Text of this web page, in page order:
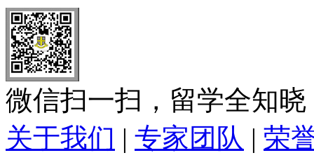
微信扫一扫，留学全知晓
关于我们 | 专家团队 | 荣